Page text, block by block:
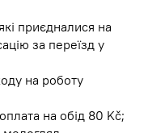
приєдналися на
за переїзд у
на роботу
на обід 80 Kč;